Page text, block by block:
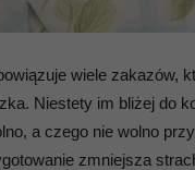
wiele zakazów,
Niestety im bliżej do
a czego nie wolno
zmniejsza